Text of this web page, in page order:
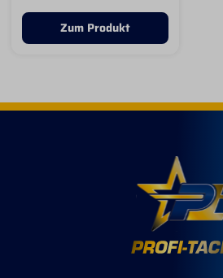
Polstern, Autositzen
usw. entfernen.Dieser
Tierhaarentferner ist
Oberfläche lösen sich
Zum Produkt